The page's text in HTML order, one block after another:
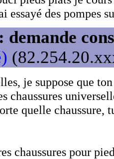
essayé des pompes
je suppose que
chaussures
quelle chaussure,
chaussures pour